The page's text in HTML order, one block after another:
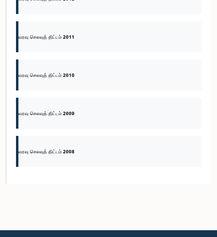
வரவு செலவுத் திட்டம் 2011
வரவு செலவுத் திட்டம் 2010
வரவு செலவுத் திட்டம் 2009
வரவு செலவுத் திட்டம் 2008